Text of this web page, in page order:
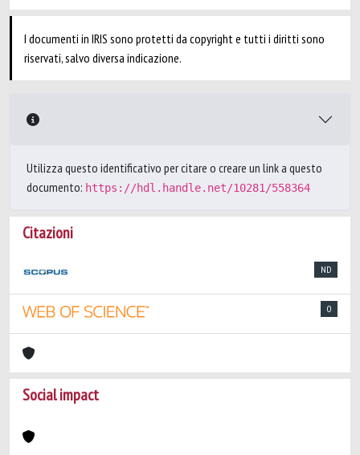
I documenti in IRIS sono protetti da copyright e tutti i diritti sono
riservati, salvo diversa indicazione.
Utilizza questo identificativo per citare o creare un link a questo
documento: https://hdl.handle.net/10281/558364
Citazioni
ND
0
Social impact